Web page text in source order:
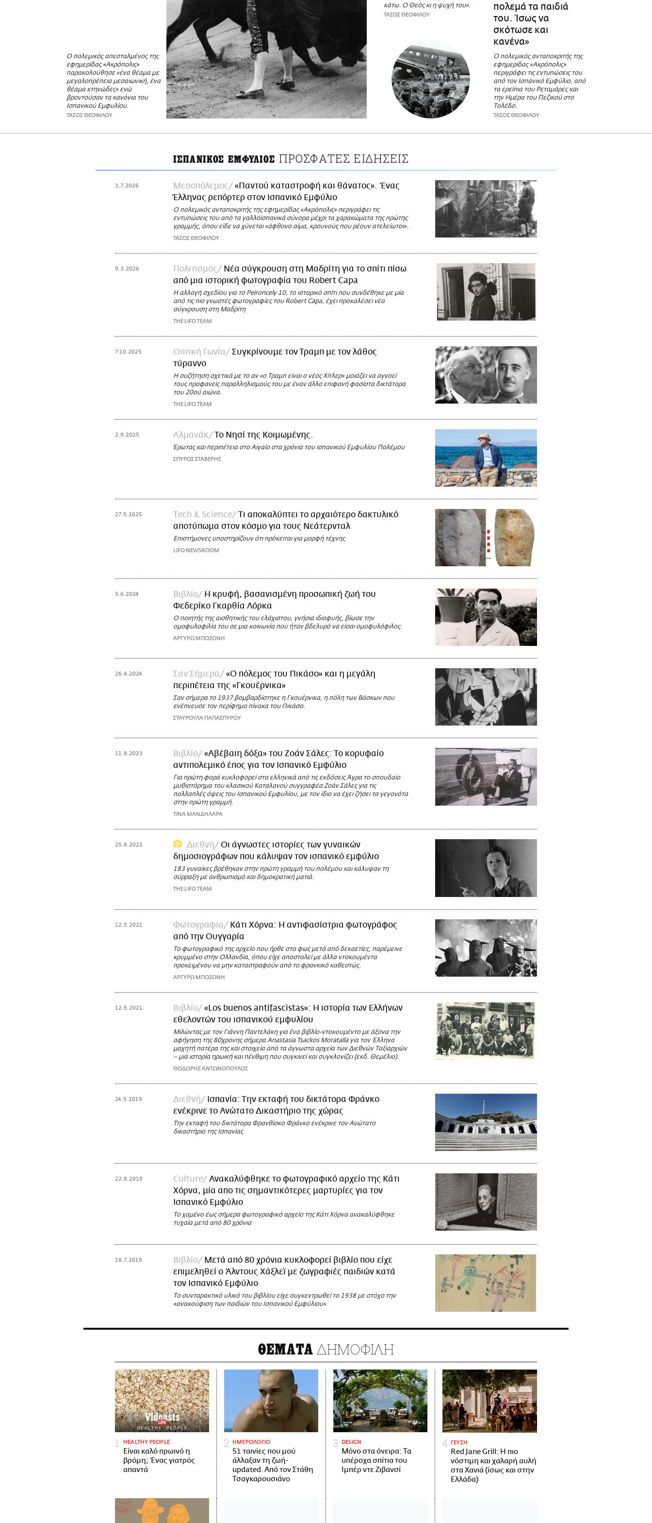
Ο πολεμικός απεσταλμένος της
εφημερίδας «Ακρόπολις»
παρακολούθησε «ένα θέαμα με
μεγαλοπρέπεια μεσαιωνική, ένα
θέαμα κτηνώδες» ενώ
βροντούσαν τα κανόνια του
Ισπανικού Εμφυλίου.
ΤΑΣΟΣ ΘΕΟΦΙΛΟΥ
κάτω. Ο Θεός κι η ψυχή του».
ΤΑΣΟΣ ΘΕΟΦΙΛΟΥ
πολεμά τα παιδιά
του. Ίσως να
σκότωσε και
κανένα»
Ο πολεμικός ανταποκριτής της
εφημερίδας «Ακρόπολις»
περιγράφει τις εντυπώσεις του
από τον Ισπανικό Εμφύλιο, από
τα ερείπια του Ρεταμάρες και
την Ημέρα του Πεζικού στο
Τολέδο.
ΤΑΣΟΣ ΘΕΟΦΙΛΟΥ
ΙΣΠΑΝΙΚΟΣ ΕΜΦΥΛΙΟΣ ΠΡΟΣΦΑΤΕΣ ΕΙΔΗΣΕΙΣ
3.7.2026 Μεσοπόλεμος
«Παντού καταστροφή και θάνατος». Ένας
Έλληνας ρεπόρτερ στον Ισπανικό Εμφύλιο
Ο πολεμικός ανταποκριτής της εφημερίδας «Ακρόπολις» περιγράφει τις
εντυπώσεις του από τα γαλλοϊσπανικά σύνορα μέχρι τα χαρακώματα της πρώτης
γραμμής, όπου είδε να χύνεται «άφθονο αίμα, κρουνούς που ρέουν ατελείωτοι».
ΤΑΣΟΣ ΘΕΟΦΙΛΟΥ
9.3.2026 Πολιτισμός
Νέα σύγκρουση στη Μαδρίτη για το σπίτι πίσω
από μια ιστορική φωτογραφία του Robert Capa
Η αλλαγή σχεδίου για το Peironcely 10, το ιστορικό σπίτι που συνδέθηκε με μία
από τις πιο γνωστές φωτογραφίες του Robert Capa, έχει προκαλέσει νέα
σύγκρουση στη Μαδρίτη
THE LIFO TEAM
7.10.2025 Οπτική Γωνία
Συγκρίνουμε τον Τραμπ με τον λάθος
τύραννο
Η συζήτηση σχετικά με το αν «ο Τραμπ είναι ο νέος Χίτλερ» μοιάζει να αγνοεί
τους προφανείς παραλληλισμούς του με έναν άλλο επιφανή φασίστα δικτάτορα
του 20ού αιώνα.
THE LIFO TEAM
2.9.2025 Αλμανάκ Το Νησί της Κοιμωμένης.
Έρωτας και περιπέτεια στο Αιγαίο στα χρόνια του ισπανικού Εμφυλίου Πολέμου
ΣΠΥΡΟΣ ΣΤΑΒΕΡΗΣ
27.5.2025 Τech & Science
Τι αποκαλύπτει το αρχαιότερο δακτυλικό
αποτύπωμα στον κόσμο για τους Νεάτερνταλ
Επιστήμονες υποστηρίζουν ότι πρόκειται για μορφή τέχνης
LIFO NEWSROOM
5.6.2024 Βιβλίο
Η κρυφή, βασανισμένη προσωπική ζωή του
Φεδερίκο Γκαρθία Λόρκα
Ο ποιητής της αισθητικής του ελάχιστου, γνήσια ιδιοφυής, βίωσε την
ομοφυλοφιλία του σε μια κοινωνία που ήταν βδελυρό να είσαι ομοφυλόφιλος.
ΑΡΓΥΡΩ ΜΠΟΖΩΝΗ
26.4.2024 Σαν Σήμερα
«Ο πόλεμος του Πικάσο» και η μεγάλη
περιπέτεια της «Γκουέρνικα»
Σαν σήμερα το 1937 βομβαρδίστηκε η Γκουέρνικα, η πόλη των Βάσκων που
ενέπνευσε τον περίφημο πίνακα του Πικάσο.
ΣΤΑΥΡΟΥΛΑ ΠΑΠΑΣΠΥΡΟΥ
11.8.2023 Βιβλίο
«Αβέβαιη δόξα» του Ζοάν Σάλες: Το κορυφαίο
αντιπολεμικό έπος για τον Ισπανικό Εμφύλιο
Για πρώτη φορά κυκλοφορεί στα ελληνικά από τις εκδόσεις Άγρα το σπουδαίο
μυθιστόρημα του κλασικού Καταλανού συγγραφέα Ζοάν Σάλες για τις
πολλαπλές όψεις του Ισπανικού Εμφυλίου, με τον ίδιο να έχει ζήσει τα γεγονότα
στην πρώτη γραμμή.
ΤΙΝΑ ΜΑΝΔΗΛΑΡΑ
25.8.2022 Διεθνή
Οι άγνωστες ιστορίες των γυναικών
δημοσιογράφων που κάλυψαν τον ισπανικό εμφύλιο
183 γυναίκες βρέθηκαν στην πρώτη γραμμή του πολέμου και κάλυψαν τη
σύρραξη με ανθρωπισμό και δημοκρατική ματιά.
THE LIFO TEAM
12.5.2021 Φωτογραφία
Kάτι Χόρνα: Η αντιφασίστρια φωτογράφος
από την Ουγγαρία
Το φωτογραφικό της αρχείο που ήρθε στο φως μετά από δεκαετίες, παρέμεινε
κρυμμένο στην Ολλανδία, όπου είχε αποσταλεί με άλλα ντοκουμέντα
προκειμένου να μην καταστραφούν από το φρανκικό καθεστώς.
ΑΡΓΥΡΩ ΜΠΟΖΩΝΗ
12.5.2021 Βιβλίο
«Los buenos antifascistas»: Η ιστορία των Ελλήνων
εθελοντών του ισπανικού εμφυλίου
Μιλώντας με τον Γιάννη Παντελάκη για ένα βιβλίο-ντοκουμέντο με άξονα την
αφήγηση της 80χρονης σήμερα Anastasia Tsackos Moratalla για τον Έλληνα
μαχητή πατέρα της και στοιχεία από τα άγνωστα αρχεία των Διεθνών Ταξιαρχιών
– μια ιστορία ηρωική και πένθιμη που συγκινεί και συγκλονίζει (εκδ. Θεμέλιο).
ΘΟΔΩΡΗΣ ΑΝΤΩΝΟΠΟΥΛΟΣ
24.9.2019 Διεθνή
Ισπανία: Την εκταφή του δικτάτορα Φράνκο
ενέκρινε το Ανώτατο Δικαστήριο της χώρας
Την εκταφή του δικτάτορα Φρανθίσκο Φράνκο ενέκρινε τον Ανώτατο
δικαστήριο της Ισπανίας
22.8.2019 Culture
Ανακαλύφθηκε το φωτογραφικό αρχείο της Κάτι
Χόρνα, μία απο τις σημαντικότερες μαρτυρίες για τον
Ισπανικό Εμφύλιο
Το χαμένο έως σήμερα φωτογραφικό αρχείο της Κάτι Χόρνα ανακαλύφθηκε
τυχαία μετά από 80 χρόνια
18.7.2019 Βιβλίο
Μετά από 80 χρόνια κυκλοφορεί βιβλίο που είχε
επιμεληθεί ο Άλντους Χάξλεϊ με ζωγραφιές παιδιών κατά
τον Ισπανικό Εμφύλιο
Το συνταρακτικό υλικό του βιβλίου είχε συγκεντρωθεί το 1938 με στόχο την
«ανακούφιση των παιδιών του Ισπανικού Εμφύλιου».
ΘΕΜΑΤΑ ΔΗΜΟΦΙΛΗ
HEALTHY PEOPLE
Είναι καλό πρωινό η
βρόμη; Ένας γιατρός
απαντά
ΗΜΕΡΟΛΟΓΙΟ
51 ταινίες που μού
άλλαξαν τη ζωή-
updated. Aπό τον Στάθη
Τσαγκαρουσιάνο
DESIGN
Μόνο στα όνειρα: Τα
υπέροχα σπίτια του
Ιμπέρ ντε Ζιβανσί
ΓΕΥΣΗ
Red Jane Grill: Η πιο
νόστιμη και χαλαρή αυλή
στα Χανιά (ίσως και στην
Ελλάδα)